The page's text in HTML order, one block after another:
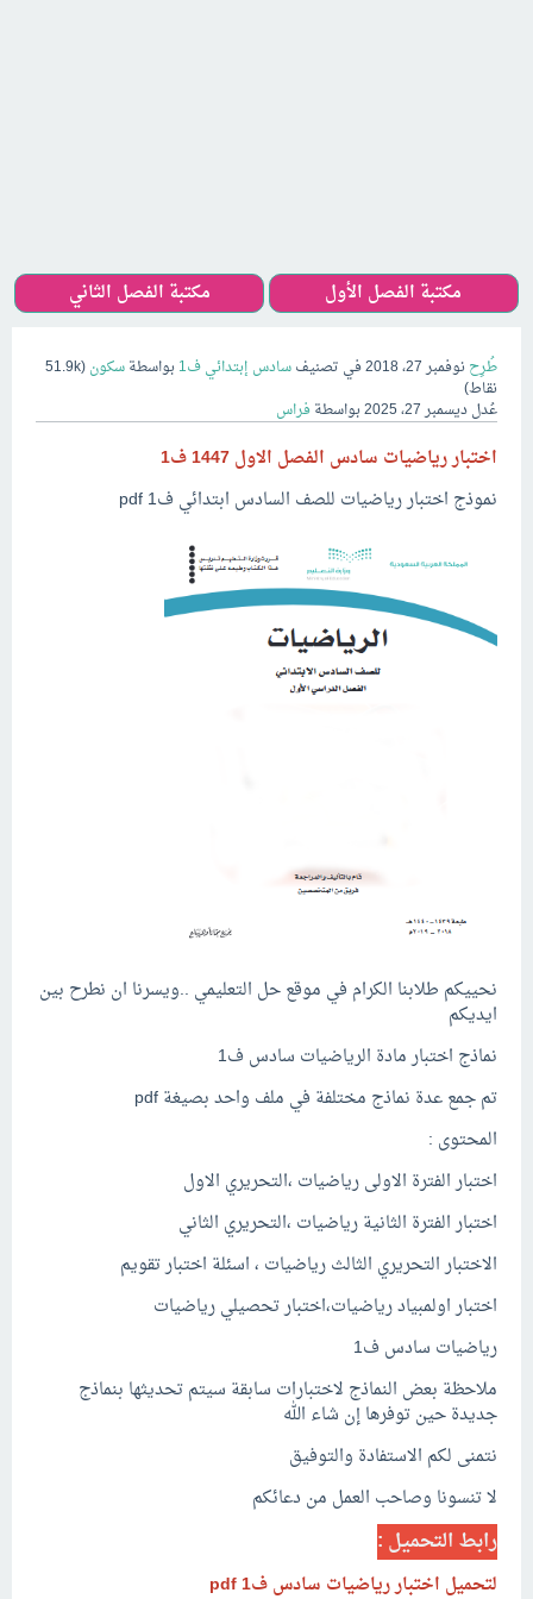
مكتبة الفصل الأول مكتبة الفصل الثاني
طُرِحنوفمبر 27، 2018 في تصنيفسادس إبتدائي ف1 بواسطةسكون(
51.9k
نقاط)
عُدلديسمبر 27، 2025 بواسطةفراس
اختبار رياضيات سادس الفصل الاول 1447 ف1
نموذج اختبار رياضيات للصف السادس ابتدائي ف1 pdf
نحييكم طلابنا الكرام في موقع حل التعليمي ..ويسرنا ان نطرح بين
ايديكم
نماذج اختبار مادة الرياضيات سادس ف1
تم جمع عدة نماذج مختلفة في ملف واحد بصيغة pdf
المحتوى :
اختبار الفترة الاولى رياضيات ،التحريري الاول
اختبار الفترة الثانية رياضيات ،التحريري الثاني
الاختبار التحريري الثالث رياضيات ، اسئلة اختبار تقويم
اختبار اولمبياد رياضيات،اختبار تحصيلي رياضيات
رياضيات سادس ف1
ملاحظة بعض النماذج لاختبارات سابقة سيتم تحديثها بنماذج
جديدة حين توفرها إن شاء الله
نتمنى لكم الاستفادة والتوفيق
لا تنسونا وصاحب العمل من دعائكم
رابط التحميل :
لتحميل اختبار رياضيات سادس ف1 pdf